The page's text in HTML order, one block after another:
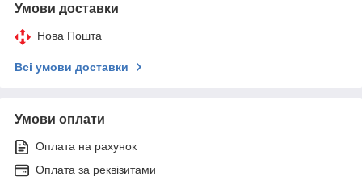
Умови доставки
Нова Пошта
Всі умови доставки
Умови оплати
Оплата на рахунок
Оплата за реквізитами